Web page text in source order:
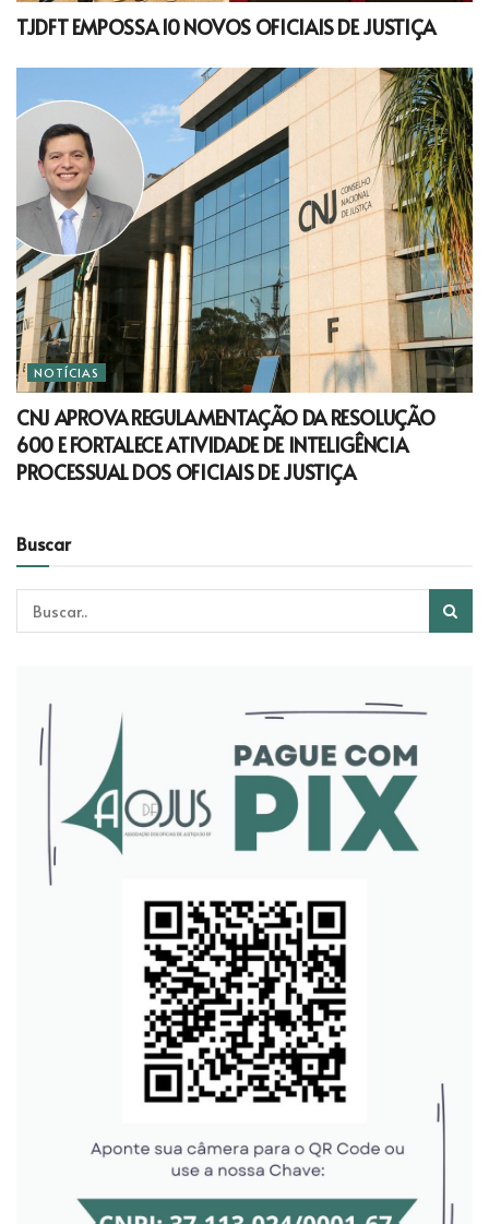
TJDFT EMPOSSA 10 NOVOS OFICIAIS DE JUSTIÇA
NOTÍCIAS
CNJ APROVA REGULAMENTAÇÃO DA RESOLUÇÃO
600 E FORTALECE ATIVIDADE DE INTELIGÊNCIA
PROCESSUAL DOS OFICIAIS DE JUSTIÇA
Buscar